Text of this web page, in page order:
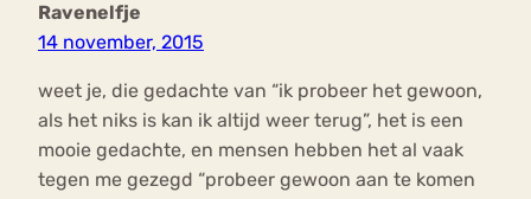
Ravenelfje
14 november, 2015
weet je, die gedachte van “ik probeer het gewoon,
als het niks is kan ik altijd weer terug”, het is een
mooie gedachte, en mensen hebben het al vaak
tegen me gezegd “probeer gewoon aan te komen